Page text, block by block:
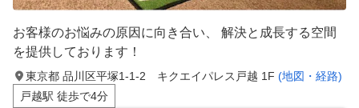
お客様のお悩みの原因に向き合い、 解決と成長する空間
を提供しております！
東京都 品川区平塚1-1-2 キクエイパレス戸越 1F (地図・経路)
戸越駅 徒歩で4分